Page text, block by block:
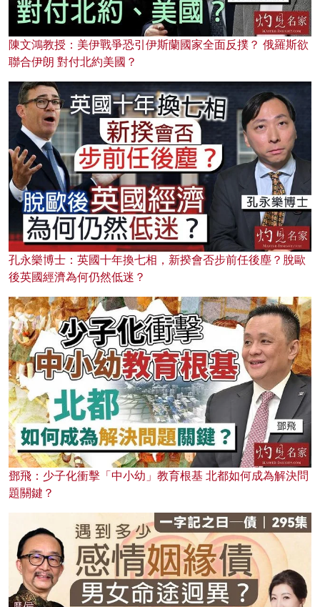
陳文鴻教授：美伊戰爭恐引伊斯蘭國家全面反撲？ 俄羅斯欲
聯合伊朗 對付北約美國？
孔永樂博士：英國十年換七相，新揆會否步前任後塵？脫歐
後英國經濟為何仍然低迷？
鄧飛：少子化衝擊「中小幼」教育根基 北都如何成為解決問
題關鍵？